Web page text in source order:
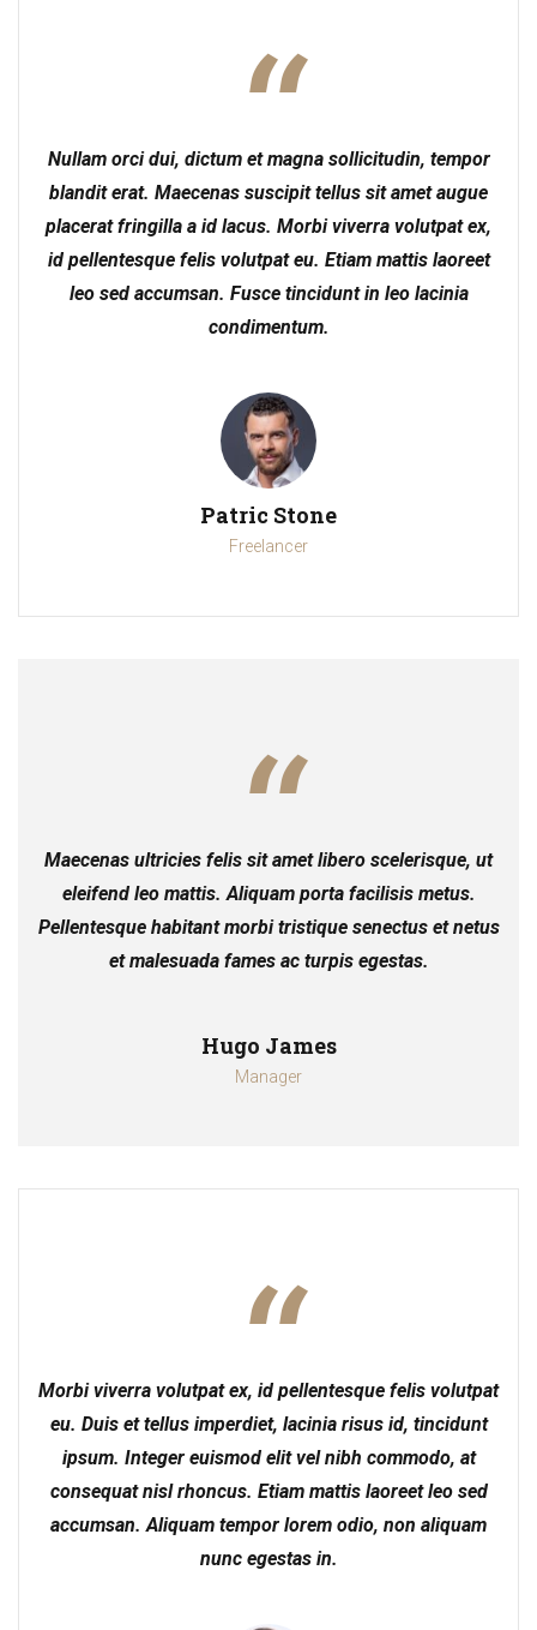
Nullam orci dui, dictum et magna sollicitudin, tempor
blandit erat. Maecenas suscipit tellus sit amet augue
placerat fringilla a id lacus. Morbi viverra volutpat ex,
id pellentesque felis volutpat eu. Etiam mattis laoreet
leo sed accumsan. Fusce tincidunt in leo lacinia
condimentum.
Patric Stone
Freelancer
Maecenas ultricies felis sit amet libero scelerisque, ut
eleifend leo mattis. Aliquam porta facilisis metus.
Pellentesque habitant morbi tristique senectus et netus
et malesuada fames ac turpis egestas.
Hugo James
Manager
Morbi viverra volutpat ex, id pellentesque felis volutpat
eu. Duis et tellus imperdiet, lacinia risus id, tincidunt
ipsum. Integer euismod elit vel nibh commodo, at
consequat nisl rhoncus. Etiam mattis laoreet leo sed
accumsan. Aliquam tempor lorem odio, non aliquam
nunc egestas in.